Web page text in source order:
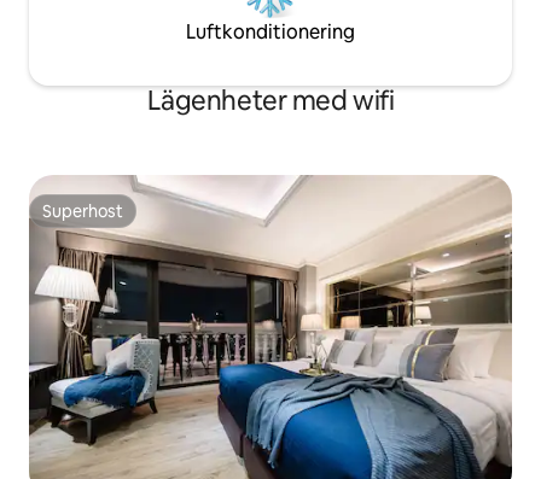
Luftkonditionering
Lägenheter med wifi
Superhost
Superhost